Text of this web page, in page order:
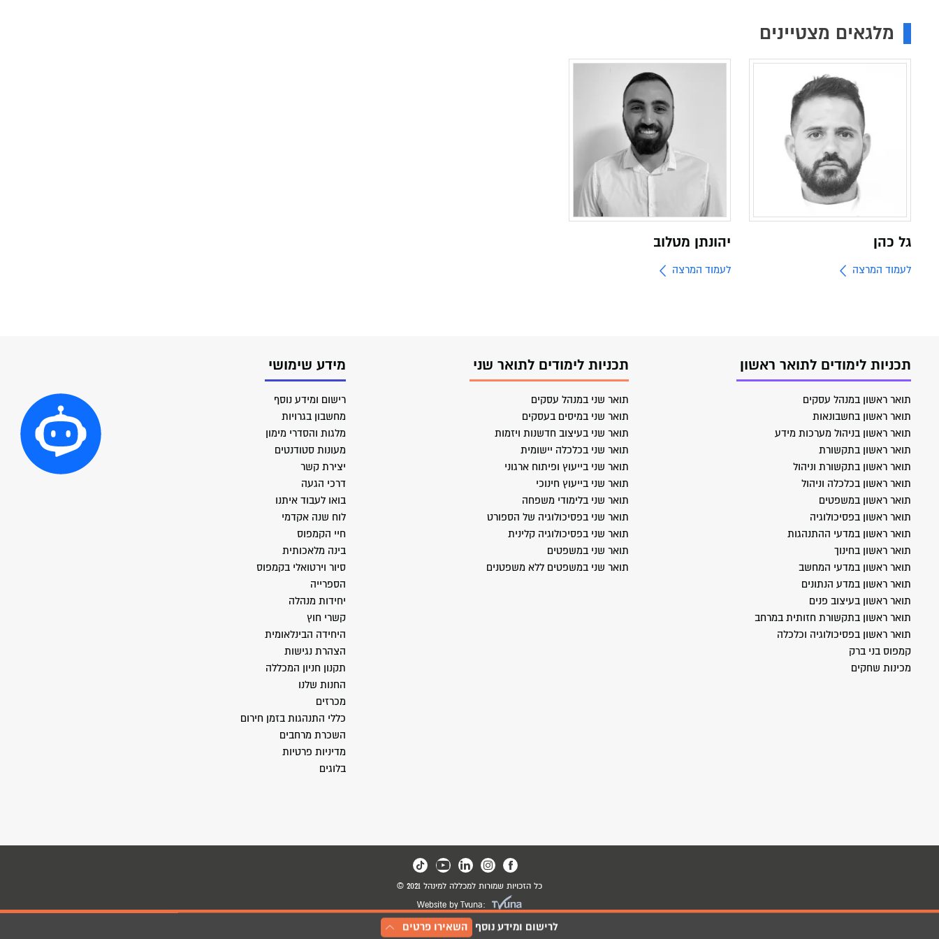
לרישום ומידע נוסף השאירו פרטים
מלגאים מצטיינים
גל כהן
לעמוד המרצה
יהונתן מטלוב
לעמוד המרצה
תכניות לימודים לתואר ראשון
תואר ראשון במנהל עסקים
תואר ראשון בחשבונאות
תואר ראשון בניהול מערכות מידע
תואר ראשון בתקשורת
תואר ראשון בתקשורת וניהול
תואר ראשון בכלכלה וניהול
תואר ראשון במשפטים
תואר ראשון בפסיכולוגיה
תואר ראשון במדעי ההתנהגות
תואר ראשון בחינוך
תואר ראשון במדעי המחשב
תואר ראשון במדע הנתונים
תואר ראשון בעיצוב פנים
תואר ראשון בתקשורת חזותית במרחב
תואר ראשון בפסיכולוגיה וכלכלה
קמפוס בני ברק
מכינות שחקים
תכניות לימודים לתואר שני
תואר שני במנהל עסקים
תואר שני במיסים בעסקים
תואר שני בעיצוב חדשנות ויזמות
תואר שני בכלכלה יישומית
תואר שני בייעוץ ופיתוח ארגוני
תואר שני בייעוץ חינוכי
תואר שני בלימודי משפחה
תואר שני בפסיכולוגיה של הספורט
תואר שני בפסיכולוגיה קלינית
תואר שני במשפטים
תואר שני במשפטים ללא משפטנים
מידע שימושי
רישום ומידע נוסף
מחשבון בגרויות
מלגות והסדרי מימון
מעונות סטודנטים
יצירת קשר
דרכי הגעה
בואו לעבוד איתנו
לוח שנה אקדמי
חיי הקמפוס
בינה מלאכותית
סיור וירטואלי בקמפוס
הספרייה
יחידות מנהלה
קשרי חוץ
היחידה הבינלאומית
הצהרת נגישות
תקנון חניון המכללה
החנות שלנו
מכרזים
כללי התנהגות בזמן חירום
השכרת מרחבים
מדיניות פרטיות
בלוגים
כל הזכויות שמורות למכללה למינהל 2021 ©
Website by Tvuna: